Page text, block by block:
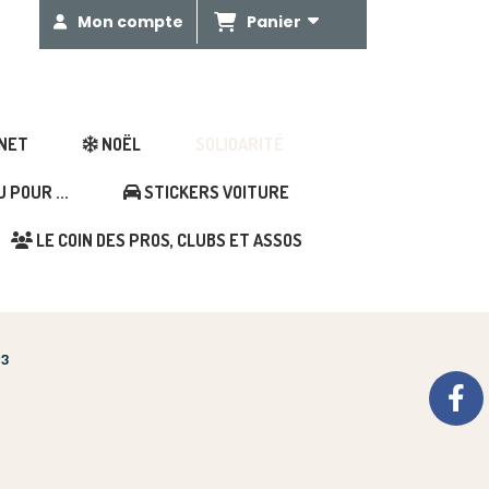
Mon compte Panier
NOËL
POUR ... STICKERS VOITURE
LE COIN DES PROS, CLUBS ET ASSOS